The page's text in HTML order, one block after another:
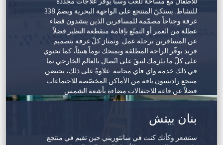
للنشاط. يستكنّ المنتجع على الواجهة البحرية ويضمّ 338
غرفة وجناحاً مصمّمة للمسافرين الذين ينشدون قضاء
عطلة من العمر أو التمتّع بإقامة منقطعة النظير فضلاً
عن المسافرين برحلة عمل. وتمتاز كلّ غرفة بتصميم
فريد يوفّر الراحة المطلقة ويمنحك نوماً هنيئاً، كما تحتوي
على كلّ ما يلزمك لتبقَ على اتّصال بالعالم الخارجي بما
في ذلك خدمة واي فاي مجانية. علاوةً على ذلك، يحتضن
منتجع راديسون باقة من الأماكن المخصّصة للاجتماعات
فضلاً عن قاعة للاحتفالات مضاءة بأشعة الشمس
الطبيعية. ويقع المنتجع على مرمى حجرٍ من الوجهات
التي تقدّم باقة من الأنشطة المحليّة التي يمكنك الاختيار
فيما بينها لتنغمس في تجربة مذهلة.
بنان بيتش
ستشعر وكأنك كنت في سانتوريني حين تقيم في منتجع